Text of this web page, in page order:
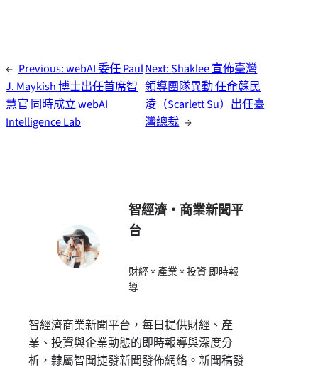
← Previous:webAI 委任 Paul
J. Maykish 博士出任首席智
慧官 同時成立 webAI
Intelligence Lab
Next:Shaklee 宣佈臺灣
領導團隊異動 任命蘇民
淩（Scarlett Su）出任臺
灣總裁 →
智經濟・商業新聞平
台
財經 × 產業 × 投資 即時報
導
智經濟商業新聞平台，每日提供財經、產
業、投資與企業動態的即時報導與深度分
析，隸屬智聞捷發新聞發佈網絡。新聞稿發